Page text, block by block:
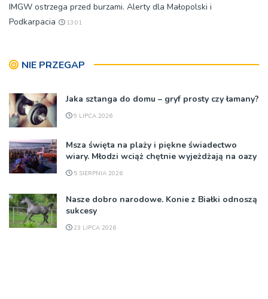
IMGW ostrzega przed burzami. Alerty dla Małopolski i
Podkarpacia
13:01
NIE PRZEGAP
Jaka sztanga do domu – gryf prosty czy łamany?
9 LIPCA 2026
Msza święta na plaży i piękne świadectwo
wiary. Młodzi wciąż chętnie wyjeżdżają na oazy
5 SIERPNIA 2026
Nasze dobro narodowe. Konie z Białki odnoszą
sukcesy
23 LIPCA 2026